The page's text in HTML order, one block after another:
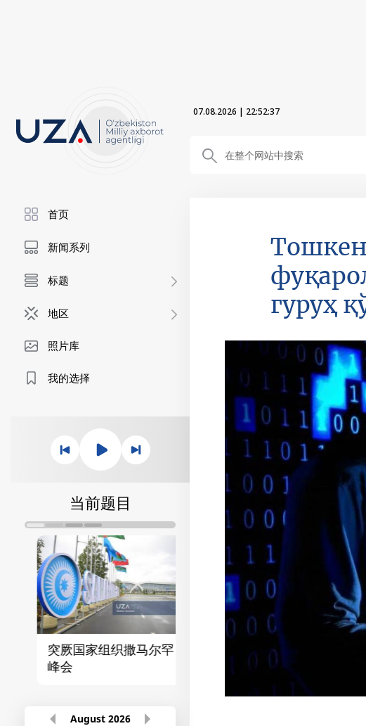
07.08.2026 | 22:52:38
首页
新闻系列
标题
地区
照片库
我的选择
当前题目
突厥国家组织撒马尔罕
峰会
首届“中国-中亚”峰会
August 2026
гуруҳ